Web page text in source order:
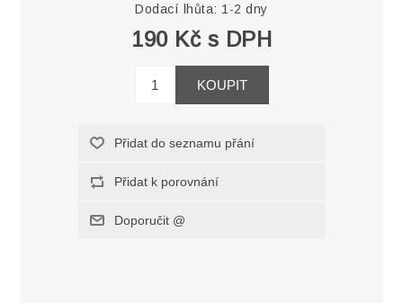
Dodací lhůta: 1-2 dny
190 Kč s DPH